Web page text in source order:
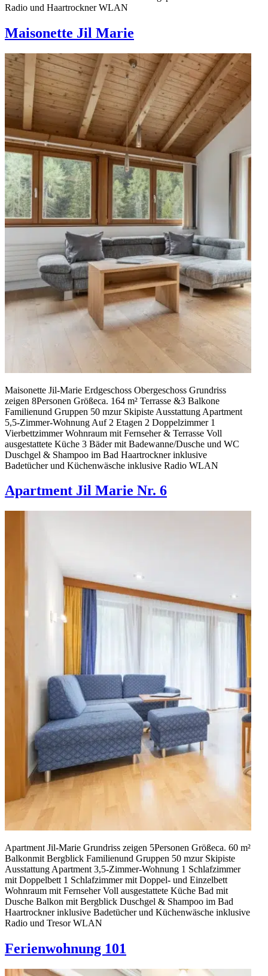
Radio und Haartrockner WLAN
Maisonette Jil Marie
Maisonette Jil-Marie Erdgeschoss Obergeschoss Grundriss
zeigen 8Personen Größeca. 164 m² Terrasse &3 Balkone
Familienund Gruppen 50 mzur Skipiste Ausstattung Apartment
5,5-Zimmer-Wohnung Auf 2 Etagen 2 Doppelzimmer 1
Vierbettzimmer Wohnraum mit Fernseher & Terrasse Voll
ausgestattete Küche 3 Bäder mit Badewanne/Dusche und WC
Duschgel & Shampoo im Bad Haartrockner inklusive
Badetücher und Küchenwäsche inklusive Radio WLAN
Apartment Jil Marie Nr. 6
Apartment Jil-Marie Grundriss zeigen 5Personen Größeca. 60 m²
Balkonmit Bergblick Familienund Gruppen 50 mzur Skipiste
Ausstattung Apartment 3,5-Zimmer-Wohnung 1 Schlafzimmer
mit Doppelbett 1 Schlafzimmer mit Doppel- und Einzelbett
Wohnraum mit Fernseher Voll ausgestattete Küche Bad mit
Dusche Balkon mit Bergblick Duschgel & Shampoo im Bad
Haartrockner inklusive Badetücher und Küchenwäsche inklusive
Radio und Tresor WLAN
Ferienwohnung 101